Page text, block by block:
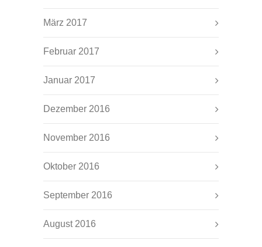
März 2017
Februar 2017
Januar 2017
Dezember 2016
November 2016
Oktober 2016
September 2016
August 2016